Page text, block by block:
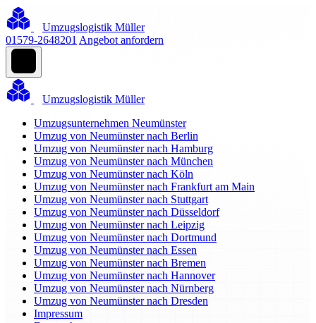
Umzugslogistik Müller
01579-2648201 Angebot anfordern
Umzugslogistik Müller
Umzugsunternehmen Neumünster
Umzug von Neumünster nach Berlin
Umzug von Neumünster nach Hamburg
Umzug von Neumünster nach München
Umzug von Neumünster nach Köln
Umzug von Neumünster nach Frankfurt am Main
Umzug von Neumünster nach Stuttgart
Umzug von Neumünster nach Düsseldorf
Umzug von Neumünster nach Leipzig
Umzug von Neumünster nach Dortmund
Umzug von Neumünster nach Essen
Umzug von Neumünster nach Bremen
Umzug von Neumünster nach Hannover
Umzug von Neumünster nach Nürnberg
Umzug von Neumünster nach Dresden
Impressum